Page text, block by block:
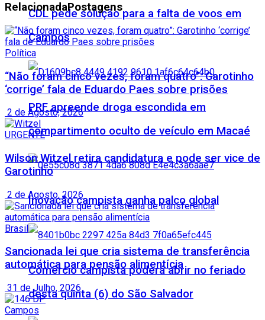
CDL pede solução para a falta de voos em
Campos
PRF apreende droga escondida em
compartimento oculto de veículo em Macaé
Inovação campista ganha palco global
Comércio campista poderá abrir no feriado
desta quinta (6) do São Salvador
RelacionadaPostagens
Política
“Não foram cinco vezes, foram quatro”: Garotinho
‘corrige’ fala de Eduardo Paes sobre prisões
2 de Agosto, 2026
URGENTE
Wilson Witzel retira candidatura e pode ser vice de
Garotinho
2 de Agosto, 2026
Brasil
Sancionada lei que cria sistema de transferência
automática para pensão alimentícia
31 de Julho, 2026
Campos